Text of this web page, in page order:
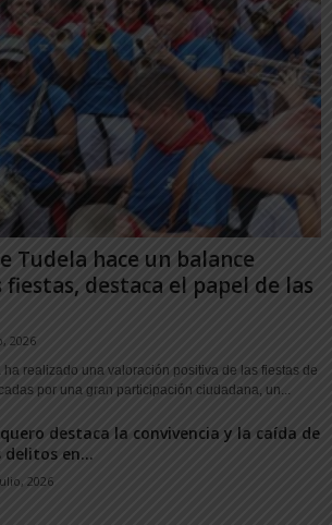
Tudela hace un balance
destaca el papel de las
2026
ha realizado una valoración positiva de las fiestas de
por una gran participación ciudadana, un...
destaca la convivencia y la caída de
delitos en...
2026